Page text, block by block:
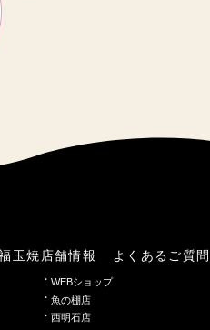
玉焼 店舗情報
WEBショップ
魚の棚店
西明石店
よくあるご質問